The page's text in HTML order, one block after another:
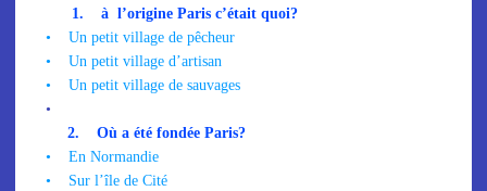
1. à l’origine Paris c’était quoi?
•
Un petit village de pêcheur
•
Un petit village d’artisan
•
Un petit village de sauvages
•
2.
Où a été fondée Paris?
•
En Normandie
•
Sur l’île de Cité